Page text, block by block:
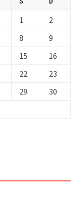
1
2
8
9
15
16
22
23
29
30